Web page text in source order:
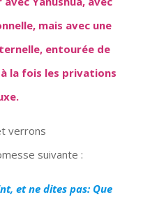
mais avec une
entourée de
la fois les privations
verrons
suivante :
et ne dites pas: Que